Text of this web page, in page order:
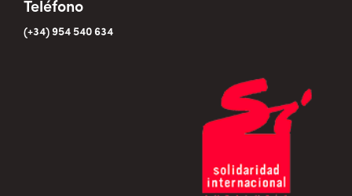
Teléfono
(+34) 954 540 634